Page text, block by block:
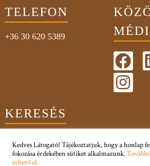
TELEFON
+36 30 620 5389
KERESÉS
Adatkezelési Tájékoztató
Kedves Látogató! Tájékoztatjuk, hogy a honlap
fokozása érdekében sütiket alkalmazunk.
érhető el.